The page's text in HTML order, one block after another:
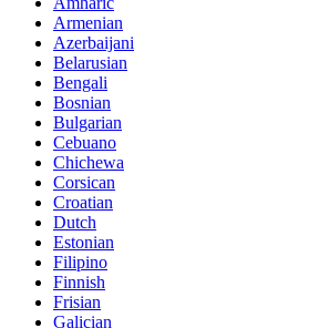
Armenian
Azerbaijani
Belarusian
Bengali
Bosnian
Bulgarian
Cebuano
Chichewa
Corsican
Croatian
Dutch
Estonian
Filipino
Finnish
Frisian
Galician